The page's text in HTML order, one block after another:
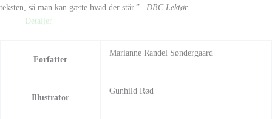
teksten, så man kan gætte hvad der står.”– DBC Lektør
Detaljer
Forfatter
Marianne Randel Søndergaard
Illustrator
Gunhild Rød